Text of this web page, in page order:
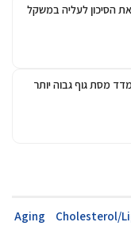
הסיכון לעליה במשקל
מסת גוף גבוה יותר
Aging Cholesterol/